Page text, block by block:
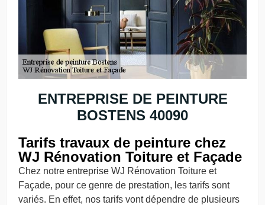
ENTREPRISE DE PEINTURE
BOSTENS 40090
Tarifs travaux de peinture chez
WJ Rénovation Toiture et Façade
Chez notre entreprise WJ Rénovation Toiture et
Façade, pour ce genre de prestation, les tarifs sont
variés. En effet, nos tarifs vont dépendre de plusieurs